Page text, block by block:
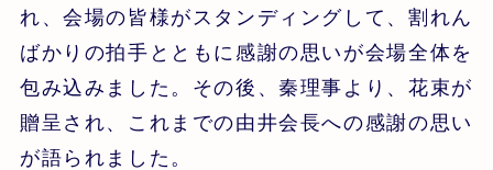
れ、会場の皆様がスタンディングして、割れん
ばかりの拍手とともに感謝の思いが会場全体を
包み込みました。その後、秦理事より、花束が
贈呈され、これまでの由井会長への感謝の思い
が語られました。